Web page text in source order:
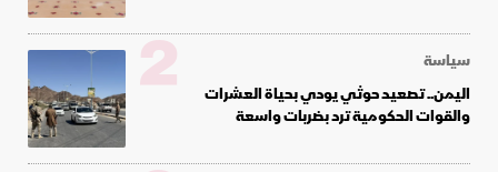
سياسة
اليمن.. تصعيد حوثي يودي بحياة العشرات
والقوات الحكومية ترد بضربات واسعة
2